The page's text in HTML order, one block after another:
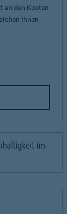
an den Kosten
Ihnen
im